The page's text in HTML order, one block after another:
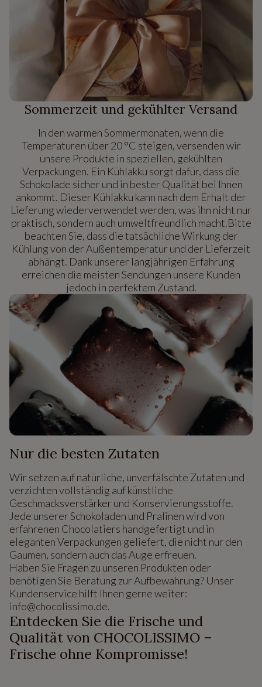
Sommerzeit und gekühlter Versand
In den warmen Sommermonaten, wenn die
Temperaturen über 20 °C steigen, versenden wir
unsere Produkte in speziellen, gekühlten
Verpackungen. Ein Kühlakku sorgt dafür, dass die
Schokolade sicher und in bester Qualität bei Ihnen
ankommt. Dieser Kühlakku kann nach dem Erhalt der
Lieferung wiederverwendet werden, was ihn nicht nur
praktisch, sondern auch umweltfreundlich macht.Bitte
beachten Sie, dass die tatsächliche Wirkung der
Kühlung von der Außentemperatur und der Lieferzeit
abhängt. Dank unserer langjährigen Erfahrung
erreichen die meisten Sendungen unsere Kunden
jedoch in perfektem Zustand.
Nur die besten Zutaten
Wir setzen auf natürliche, unverfälschte Zutaten und
verzichten vollständig auf künstliche
Geschmacksverstärker und Konservierungsstoffe.
Jede unserer Schokoladen und Pralinen wird von
erfahrenen Chocolatiers handgefertigt und in
eleganten Verpackungen geliefert, die nicht nur den
Gaumen, sondern auch das Auge erfreuen.
Haben Sie Fragen zu unseren Produkten oder
benötigen Sie Beratung zur Aufbewahrung? Unser
Kundenservice hilft Ihnen gerne weiter:
info@chocolissimo.de.
Entdecken Sie die Frische und
Qualität von CHOCOLISSIMO –
Frische ohne Kompromisse!